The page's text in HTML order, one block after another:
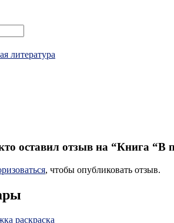
литература
оставил отзыв на “Книга
, чтобы опубликовать отзыв.